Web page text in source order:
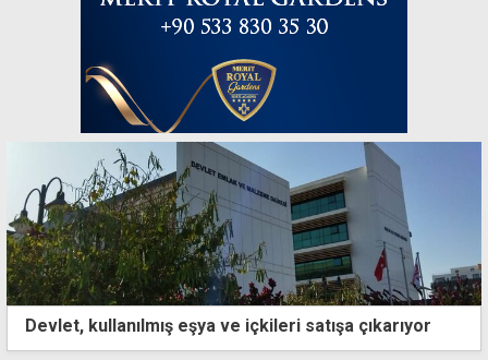
Devlet, kullanılmış eşya ve içkileri satışa çıkarıyor